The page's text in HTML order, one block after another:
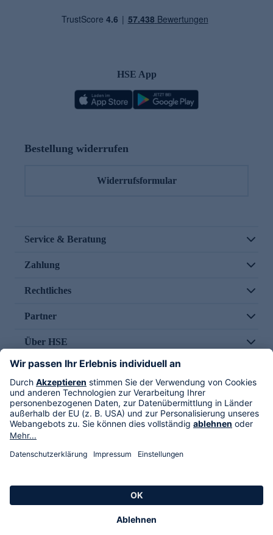
HSE App
Bestellung widerrufen
Widerrufsformular
Service & Beratung
Zahlung
Rechtliches
Partner
Über HSE
Im TV
HSE International